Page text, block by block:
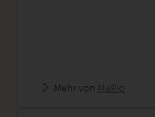
Mehr von MaRio